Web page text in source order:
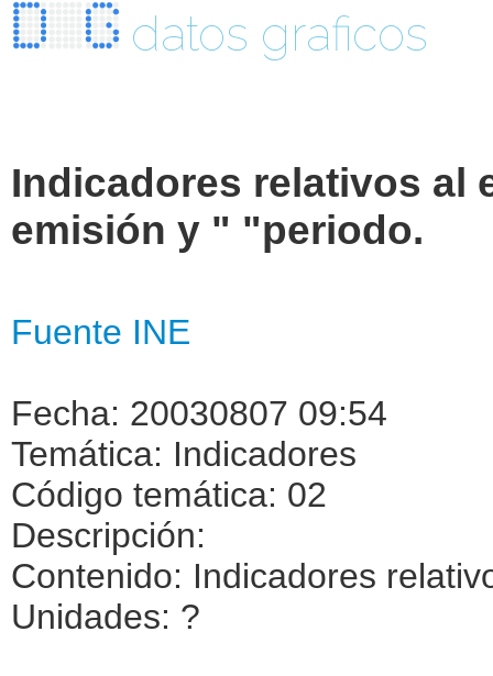
datos graficos
Indicadores relativos al
emisión y " "periodo.
Fuente INE
Fecha: 20030807 09:54
Temática: Indicadores
Código temática: 02
Descripción:
Contenido: Indicadores
Unidades: ?